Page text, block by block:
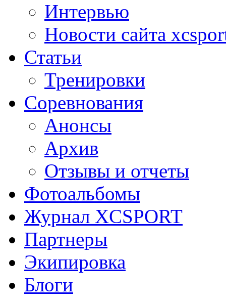
Интервью
Новости сайта
Статьи
Тренировки
Соревнования
Анонсы
Архив
Отзывы и отчеты
Фотоальбомы
Журнал XCSPORT
Партнеры
Экипировка
Блоги